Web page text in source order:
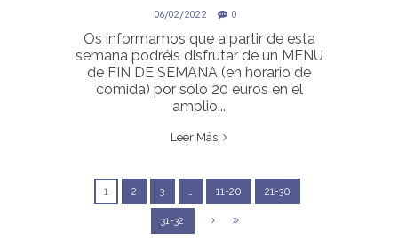
NUEVO HORARIO EN EL
RESTAURANTE LA HIPICA
06/02/2022 0
Os informamos que a partir de esta
semana podréis disfrutar de un MENU
de FIN DE SEMANA (en horario de
comida) por sólo 20 euros en el
amplio...
Leer Más
1 2 3 … 11-20 21-30
31-32